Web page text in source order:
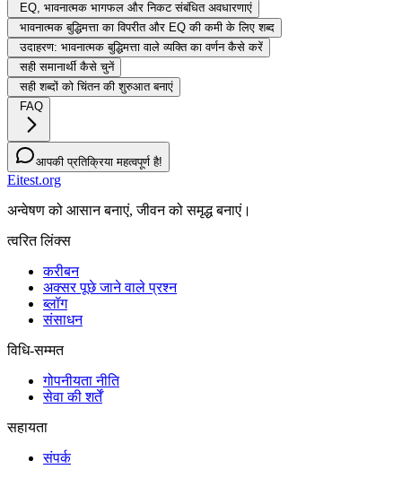
EQ, भावनात्मक भागफल और निकट संबंधित अवधारणाएं
भावनात्मक बुद्धिमत्ता का विपरीत और EQ की कमी के लिए शब्द
उदाहरण: भावनात्मक बुद्धिमत्ता वाले व्यक्ति का वर्णन कैसे करें
सही समानार्थी कैसे चुनें
सही शब्दों को चिंतन की शुरुआत बनाएं
FAQ
आपकी प्रतिक्रिया महत्वपूर्ण है!
Eitest.org
अन्वेषण को आसान बनाएं, जीवन को समृद्ध बनाएं।
त्वरित लिंक्स
करीबन
अक्सर पूछे जाने वाले प्रश्न
ब्लॉग
संसाधन
विधि-सम्‍मत
गोपनीयता नीति
सेवा की शर्तें
सहायता
संपर्क